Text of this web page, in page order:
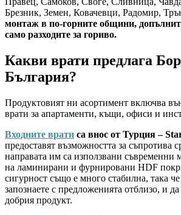
Брезник, Земен, Ковачевци, Радомир,
монтаж в по-горните общини,
само разходите за гориво.
Какви врати предлага
България?
Продуктовият ни асортимент включва
врати за апартаменти, къщи, офиси и
Входните врати са внос от Турция –
предоставят възможността за съпротива
направата им са използвани съвременни
на ламинирани и фурнировани HDF
сигурност също е много стабилна, така че
запознаете с предложенията отблизо, и
добрия продукт.